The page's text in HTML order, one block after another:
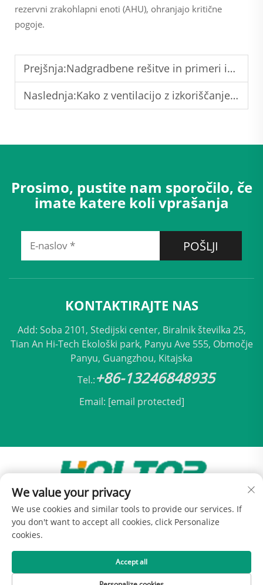
rezervni zrakohlapni enoti (AHU), ohranjajo kritične
pogoje.
Prejšnja:Nadgradbene rešitve in primeri iz prakse za komercialne sisteme za nadzor podnebnih razmer
Naslednja:Kako z ventilacijo z izkoriščanjem toplote zmanjšati stroške energije za ogrevanje, prezračevanje in klimatizacijo (HVAC) za 30 %
Prosimo, pustite nam sporočilo, če
imate katere koli vprašanja
POŠLJI
KONTAKTIRAJTE NAS
Add: Soba 2101, Stedijski center, Biralnik številka 25,
Tian An Hi-Tech Ekološki park, Panyu Ave 555, Območje
Panyu, Guangzhou, Kitajska
Tel.:+86-13246848935
Email: [email protected]
Avtorji pravic © 2025 Beijing Holtop Klimatizacija,
d.o.o. - Politika zasebnosti
We value your privacy
We use cookies and similar tools to provide our services. If
you don't want to accept all cookies, click Personalize
cookies.
Accept all